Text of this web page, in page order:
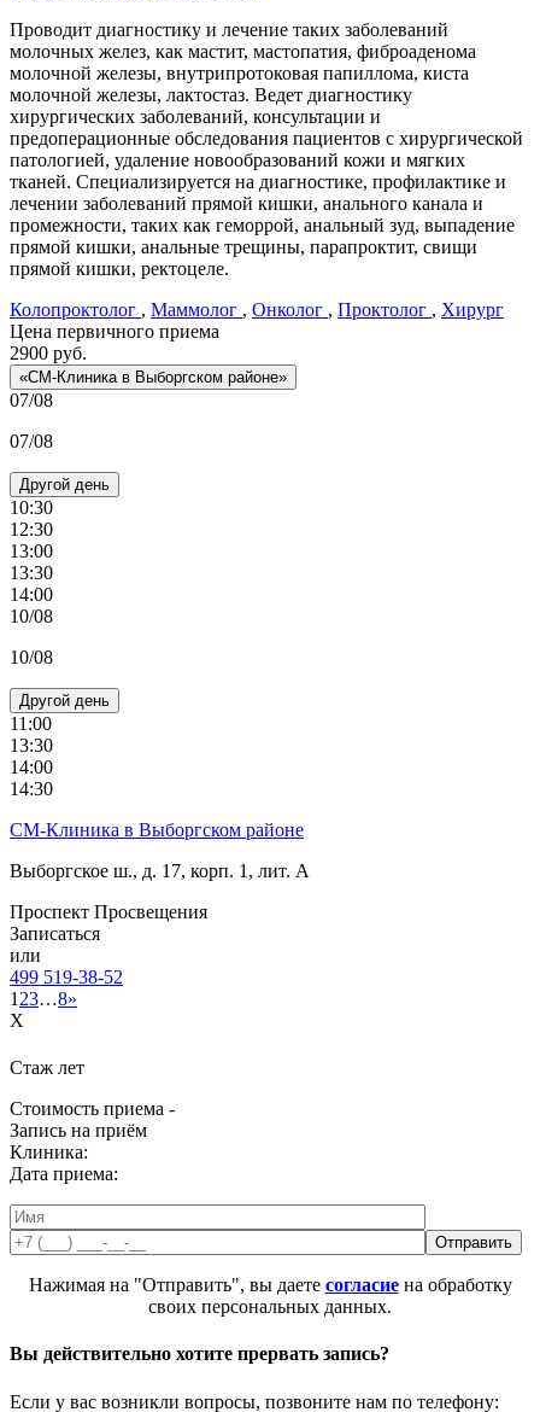
Проводит диагностику и лечение таких заболеваний
молочных желез, как мастит, мастопатия, фиброаденома
молочной железы, внутрипротоковая папиллома, киста
молочной железы, лактостаз. Ведет диагностику
хирургических заболеваний, консультации и
предоперационные обследования пациентов с хирургической
патологией, удаление новообразований кожи и мягких
тканей. Специализируется на диагностике, профилактике и
лечении заболеваний прямой кишки, анального канала и
промежности, таких как геморрой, анальный зуд, выпадение
прямой кишки, анальные трещины, парапроктит, свищи
прямой кишки, ректоцеле.
Колопроктолог , Маммолог , Онколог , Проктолог , Хирург
Цена первичного приема
2900 руб.
«СМ-Клиника в Выборгском районе»
07/08
07/08
Другой день
10:30
12:30
13:00
13:30
14:00
10/08
10/08
Другой день
11:00
13:30
14:00
14:30
СМ-Клиника в Выборгском районе
Выборгское ш., д. 17, корп. 1, лит. А
Проспект Просвещения
Записаться
или
499 519-38-52
1 23…8»
X
Стаж лет
Стоимость приема -
Запись на приём
Клиника:
Дата приема:
Нажимая на "Отправить", вы даете согласиена обработку
своих персональных данных.
Вы действительно хотите прервать запись?
Если у вас возникли вопросы, позвоните нам по телефону: